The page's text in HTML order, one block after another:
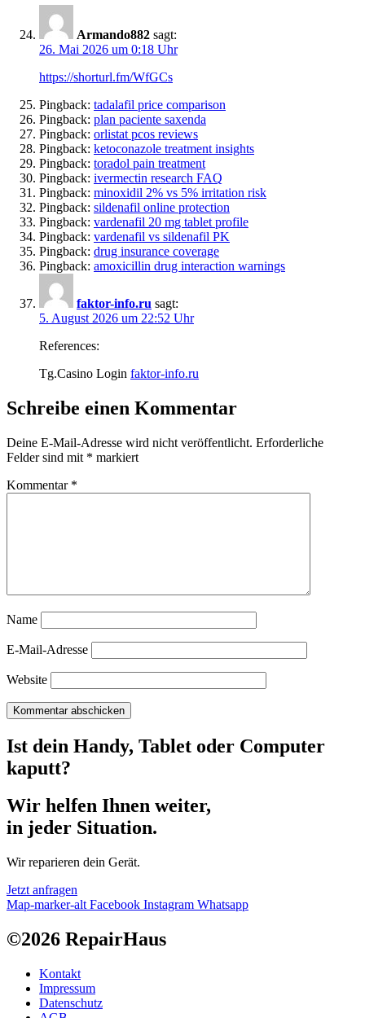
Armando882 sagt:
26. Mai 2026 um 0:18 Uhr
https://shorturl.fm/WfGCs
Pingback: tadalafil price comparison
Pingback: plan paciente saxenda
Pingback: orlistat pcos reviews
Pingback: ketoconazole treatment insights
Pingback: toradol pain treatment
Pingback: ivermectin research FAQ
Pingback: minoxidil 2% vs 5% irritation risk
Pingback: sildenafil online protection
Pingback: vardenafil 20 mg tablet profile
Pingback: vardenafil vs sildenafil PK
Pingback: drug insurance coverage
Pingback: amoxicillin drug interaction warnings
faktor-info.ru sagt:
5. August 2026 um 22:52 Uhr
References:
Tg.Casino Login faktor-info.ru
Schreibe einen Kommentar
Deine E-Mail-Adresse wird nicht veröffentlicht. Erforderliche
Felder sind mit * markiert
Kommentar *
Name
E-Mail-Adresse
Website
Ist dein Handy, Tablet oder Computer
kaputt?
Wir helfen Ihnen weiter,
in jeder Situation.
Wir reparieren dein Gerät.
Jetzt anfragen
Map-marker-alt Facebook Instagram Whatsapp
©2026 RepairHaus
Kontakt
Impressum
Datenschutz